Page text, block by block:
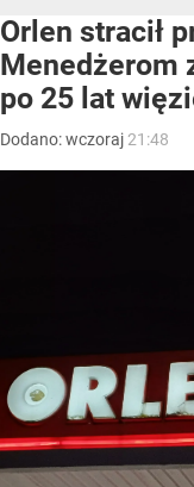
Orlen stracił
Menedżerom
po 25 lat
Dodano:wczoraj 21:48